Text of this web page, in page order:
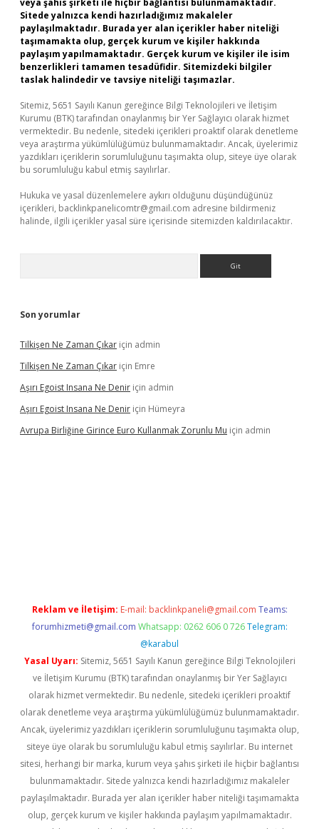
veya şahıs şirketi ile hiçbir bağlantısı bulunmamaktadır.
Sitede yalnızca kendi hazırladığımız makaleler
paylaşılmaktadır. Burada yer alan içerikler haber niteliği
taşımamakta olup, gerçek kurum ve kişiler hakkında
paylaşım yapılmamaktadır. Gerçek kurum ve kişiler ile isim
benzerlikleri tamamen tesadüfidir. Sitemizdeki bilgiler
taslak halindedir ve tavsiye niteliği taşımazlar.
Sitemiz, 5651 Sayılı Kanun gereğince Bilgi Teknolojileri ve İletişim
Kurumu (BTK) tarafından onaylanmış bir Yer Sağlayıcı olarak hizmet
vermektedir. Bu nedenle, sitedeki içerikleri proaktif olarak denetleme
veya araştırma yükümlülüğümüz bulunmamaktadır. Ancak, üyelerimiz
yazdıkları içeriklerin sorumluluğunu taşımakta olup, siteye üye olarak
bu sorumluluğu kabul etmiş sayılırlar.
Hukuka ve yasal düzenlemelere aykırı olduğunu düşündüğünüz
içerikleri, backlinkpanelicomtr@gmail.com adresine bildirmeniz
halinde, ilgili içerikler yasal süre içerisinde sitemizden kaldırılacaktır.
Son yorumlar
Tilkişen Ne Zaman Çıkar için admin
Tilkişen Ne Zaman Çıkar için Emre
Aşırı Egoist Insana Ne Denir için admin
Aşırı Egoist Insana Ne Denir için Hümeyra
Avrupa Birliğine Girince Euro Kullanmak Zorunlu Mu için admin
Reklam ve İletişim: E-mail: backlinkpaneli@gmail.com Teams:
forumhizmeti@gmail.com Whatsapp: 0262 606 0 726 Telegram:
@karabul
Yasal Uyarı: Sitemiz, 5651 Sayılı Kanun gereğince Bilgi Teknolojileri
ve İletişim Kurumu (BTK) tarafından onaylanmış bir Yer Sağlayıcı
olarak hizmet vermektedir. Bu nedenle, sitedeki içerikleri proaktif
olarak denetleme veya araştırma yükümlülüğümüz bulunmamaktadır.
Ancak, üyelerimiz yazdıkları içeriklerin sorumluluğunu taşımakta olup,
siteye üye olarak bu sorumluluğu kabul etmiş sayılırlar. Bu internet
sitesi, herhangi bir marka, kurum veya şahıs şirketi ile hiçbir bağlantısı
bulunmamaktadır. Sitede yalnızca kendi hazırladığımız makaleler
paylaşılmaktadır. Burada yer alan içerikler haber niteliği taşımamakta
olup, gerçek kurum ve kişiler hakkında paylaşım yapılmamaktadır.